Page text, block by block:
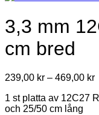
3,3 mm
cm bred
239,00 kr – 469,00 kr
1 st platta av 12C27
och 25/50 cm lång